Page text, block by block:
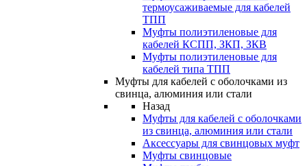
термоусаживаемые для кабелей
ТПП
Муфты полиэтиленовые для
кабелей КСПП, ЗКП, ЗКВ
Муфты полиэтиленовые для
кабелей типа ТПП
Муфты для кабелей с оболочками из
свинца, алюминия или стали
Назад
Муфты для кабелей с оболочками
из свинца, алюминия или стали
Аксессуары для свинцовых муфт
Муфты свинцовые